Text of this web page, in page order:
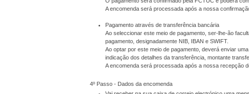
A encomenda será processada após a nossa
Pagamento através de transferência bancária
Ao seleccionar este meio de pagamento, ser-lhe-ão
pagamento, designadamente NIB, IBAN e SWIFT.
Ao optar por este meio de pagamento, deverá enviar
indicação dos detalhes da transferência, montante
A encomenda será processada após a nossa recepção
4º Passo - Dados da encomenda